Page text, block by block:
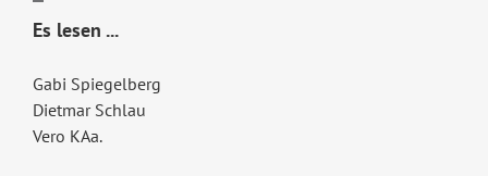
Es lesen ...
Gabi Spiegelberg
Dietmar Schlau
Vero KAa.